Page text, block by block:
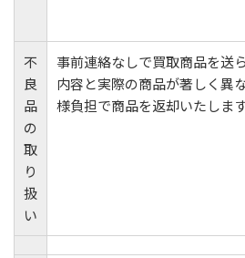
不
良
品
の
取
り
扱
い
事前連絡なしで買取商品を送
内容と実際の商品が著しく異
様負担で商品を返却いたします